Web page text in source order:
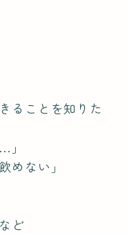
ることを知りた
」
めない」
ど